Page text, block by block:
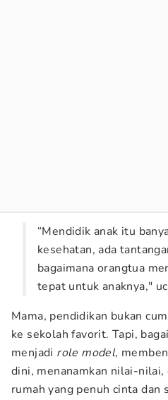
“Mendidik anak itu
kesehatan, ada
bagaimana orangtua
tepat untuk anaknya,"
Mama, pendidikan bukan
ke sekolah favorit. Tapi,
menjadi role model,
dini, menanamkan nilai-nilai,
rumah yang penuh cinta